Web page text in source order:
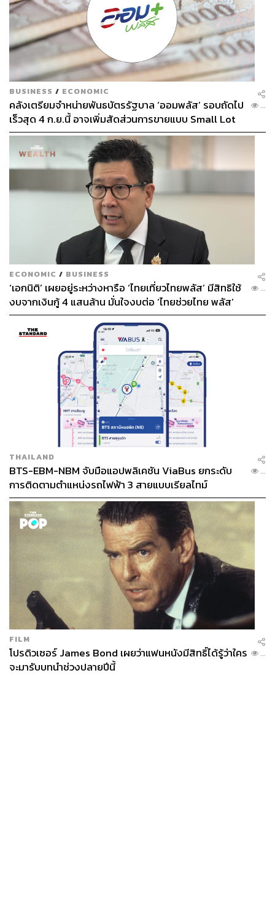
BUSINESS / ECONOMIC
คลังเตรียมจำหน่ายพันธบัตรรัฐบาล ‘ออมพลัส’ รอบถัดไป
เร็วสุด 4 ก.ย.นี้ อาจเพิ่มสัดส่วนการขายแบบ Small Lot
First มากขึ้น
...
ECONOMIC / BUSINESS
‘เอกนิติ’ เผยอยู่ระหว่างหารือ ‘ไทยเที่ยวไทยพลัส’ มีสิทธิใช้
งบจากเงินกู้ 4 แสนล้าน มั่นใจงบต่อ ‘ไทยช่วยไทย พลัส’
เฟส 2 มีเพียงพอ
...
THAILAND
BTS-EBM-NBM จับมือแอปพลิเคชัน ViaBus ยกระดับ
การติดตามตำแหน่งรถไฟฟ้า 3 สายแบบเรียลไทม์
...
FILM
โปรดิวเซอร์ James Bond เผยว่าแฟนหนังมีสิทธิ์ได้รู้ว่าใคร
จะมารับบทนำช่วงปลายปีนี้
...